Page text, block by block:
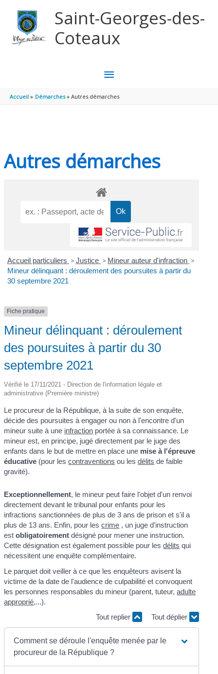
Saint-Georges-des-
Coteaux
MENU
PRINCIPAL
Accueil Démarches Autres démarches
Autres démarches
Accueil particuliers > Justice > Mineur auteur d'infraction >
Mineur délinquant : déroulement des poursuites à partir du
30 septembre 2021
Fiche pratique
Mineur délinquant : déroulement
des poursuites à partir du 30
septembre 2021
Vérifié le 17/11/2021 - Direction de l'information légale et
administrative (Première ministre)
Le procureur de la République, à la suite de son enquête,
décide des poursuites à engager ou non à l'encontre d'un
mineur suite à une infraction portée à sa connaissance. Le
mineur est, en principe, jugé directement par le juge des
enfants dans le but de mettre en place une mise à l'épreuve
éducative (pour lescontraventions ou lesdélits de faible
gravité).
Exceptionnellement, le mineur peut faire l'objet d'un renvoi
directement devant le tribunal pour enfants pour les
infractions sanctionnées de plus de 3 ans de prison et s'il a
plus de 13 ans. Enfin, pour lescrime , un juge d'instruction
estobligatoirement désigné pour mener une instruction.
Cette désignation est également possible pour lesdélits qui
nécessitent une enquête complémentaire.
Le parquet doit veiller à ce que les enquêteurs avisent la
victime de la date de l'audience de culpabilité et convoquent
les personnes responsables du mineur (parent, tuteur,adulte
approprié,...).
Tout replier
Tout déplier
Comment se déroule l'enquête menée par le
procureur de la République ?